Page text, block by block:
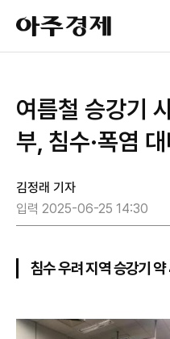
아
주
경
여름철 승강기
부, 침수·폭염
김정래 기자
입력 2025-06-25 14:30
침수 우려 지역 승강기